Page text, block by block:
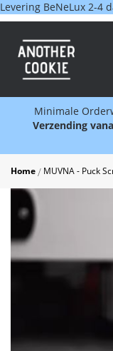
Levering BeNeLux 2-4
Minimale
Verzending
Home MUVNA - Puck
Skip
to
the
end
the